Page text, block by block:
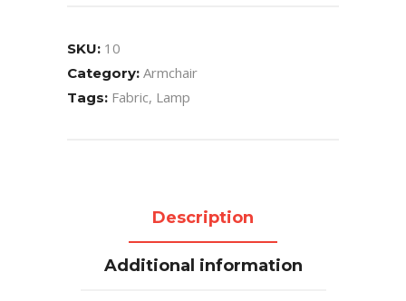
SKU: 10
Category: Armchair
Tags: Fabric, Lamp
Description
Additional information